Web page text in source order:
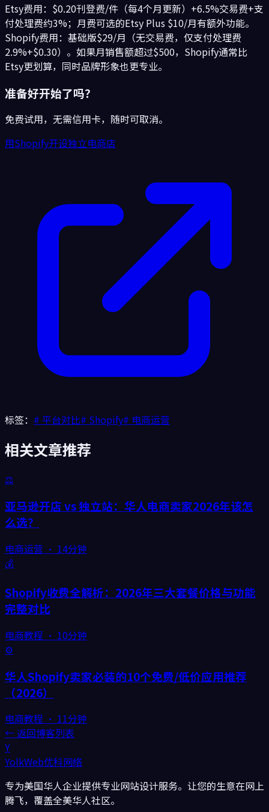
Etsy费用：$0.20刊登费/件（每4个月更新）+6.5%交易费+支
付处理费约3%；月费可选的Etsy Plus $10/月有额外功能。
Shopify费用：基础版$29/月（无交易费，仅支付处理费
2.9%+$0.30）。如果月销售额超过$500，Shopify通常比
Etsy更划算，同时品牌形象也更专业。
准备好开始了吗？
免费试用，无需信用卡，随时可取消。
用Shopify开设独立电商店
标签： # 平台对比# Shopify# 电商运营
相关文章推荐
⚖️
亚马逊开店 vs 独立站：华人电商卖家2026年该怎
么选？
电商运营 · 14分钟
💰
Shopify收费全解析：2026年三大套餐价格与功能
完整对比
电商教程 · 10分钟
⚙️
华人Shopify卖家必装的10个免费/低价应用推荐
（2026）
电商教程 · 11分钟
← 返回博客列表
Y
YolkWeb优科网络
专为美国华人企业提供专业网站设计服务。让您的生意在网上
腾飞，覆盖全美华人社区。